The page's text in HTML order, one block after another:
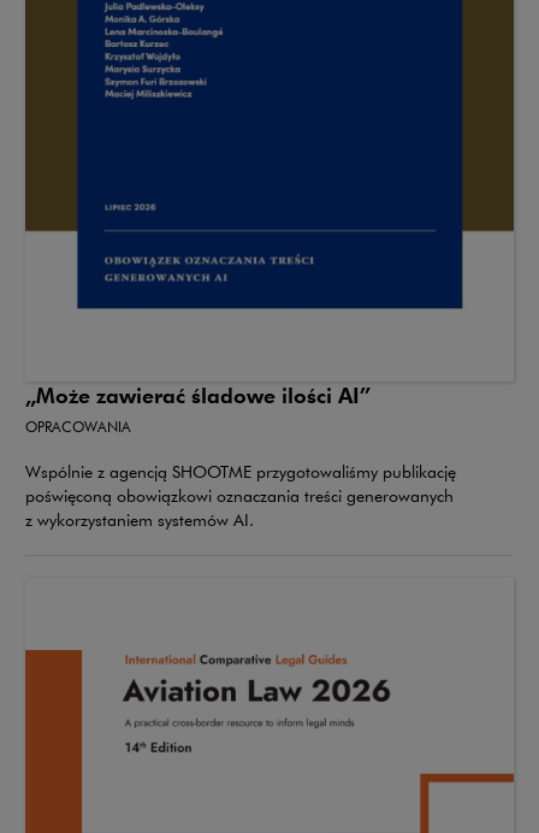
„Może zawierać śladowe ilości AI”
OPRACOWANIA
Wspólnie z agencją SHOOTME przygotowaliśmy publikację
poświęconą obowiązkowi oznaczania treści generowanych
z wykorzystaniem systemów AI.